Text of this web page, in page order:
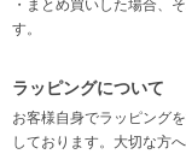
・まとめ買いした場合、
す。
ラッピングについて
お客様自身でラッピング
しております。大切な方